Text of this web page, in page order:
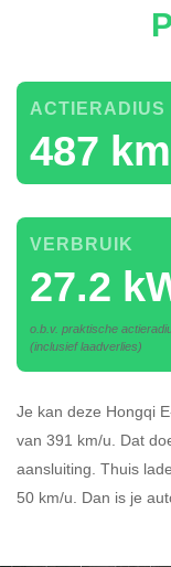
487 km
ACTIERADIUS
27.2
VERBRUIK
o.b.v. praktische
(inclusief laadverlies)
Je kan deze Hongqi
van 391 km/u. Dat
aansluiting. Thuis
50 km/u. Dan is je